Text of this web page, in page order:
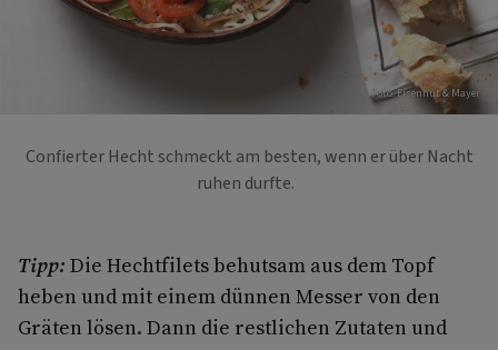
Foto: Eisenhut & Mayer
Confierter Hecht schmeckt am besten, wenn er über Nacht
ruhen durfte.
Tipp: Die Hechtfilets behutsam aus dem Topf
heben und mit einem dünnen Messer von den
Gräten lösen. Dann die restlichen Zutaten und